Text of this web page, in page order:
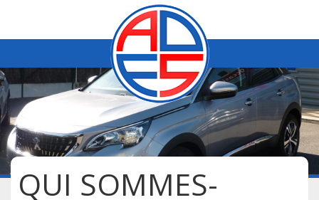
QUI SOMMES-